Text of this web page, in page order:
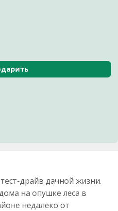
драйв дачной жизни.
на опушке леса в
недалеко от